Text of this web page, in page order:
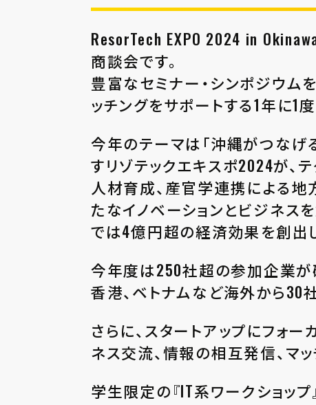
ResorTech EXPO 2024 in
商談会です。
豊富なセミナー・シンポジウム
ッチングをサポートする1年に1
今年のテーマは「沖縄がつなげ
すリゾテックエキスポ2024が、
人材育成、産官学連携による
たなイノベーションとビジネス
では4億円超の経済効果を創出
今年度は250社超の参加企業が
香港、ベトナムなど海外から30
さらに、スタートアップにフォ
ネス交流、情報の相互発信、マ
学生限定の『IT系ワークショッ